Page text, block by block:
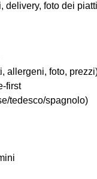
foto dei
allergeni, foto,
first
tedesco/spagnolo)